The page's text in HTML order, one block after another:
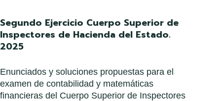
Segundo Ejercicio Cuerpo Superior de
Inspectores de Hacienda del Estado.
2025
Enunciados y soluciones propuestas para el
examen de contabilidad y matemáticas
financieras del Cuerpo Superior de Inspectores